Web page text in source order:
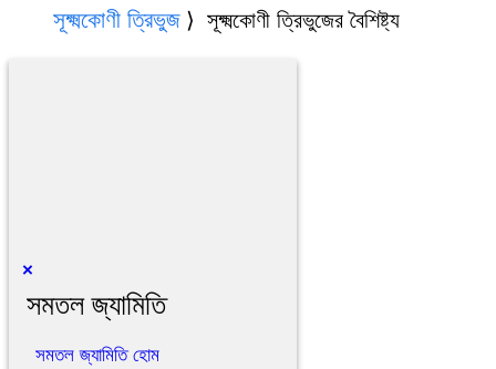
সূক্ষ্মকোণী ত্রিভুজ
সূক্ষ্মকোণী ত্রিভুজের বৈশিষ্ট্য
×
সমতল জ্যামিতি
সমতল জ্যামিতি হোম